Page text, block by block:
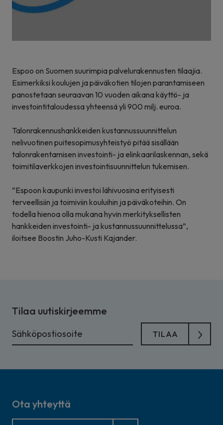
Espoo on Suomen suurimpia palvelurakennusten tilaajia.
Esimerkiksi koulujen ja päiväkotien tilojen parantamiseen
panostetaan seuraavan 10 vuoden aikana käyttö- ja
investointitaloudessa yhteensä yli 900 milj. euroa.
Talonrakennushankkeiden kustannussuunnittelun
nelivuotinen puitesopimusyhteistyö pitää sisällään
talonrakentamisen investointi- ja elinkaarilaskennan, sekä
toimitilaverkkojen investointisuunnittelun tukemisen.
”Espoon kaupunki investoi lähivuosina erityisesti
terveellisiin ja toimiviin kouluihin ja päiväkoteihin. On
todella hienoa olla mukana hyvin merkityksellisten
hankkeiden investointi- ja kustannussuunnittelussa”,
iloitsee Boostin Juho-Kusti Kajander.
Tilaa uutiskirjeemme
Ota yhteyttä